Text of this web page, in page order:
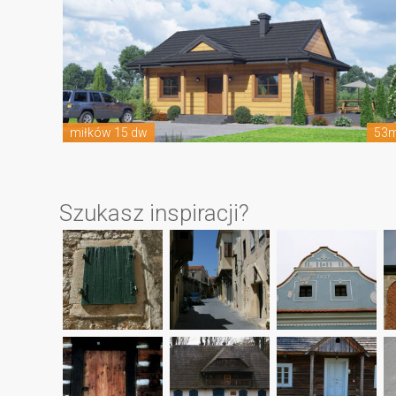
miłków 15 dw
Szukasz inspiracji?